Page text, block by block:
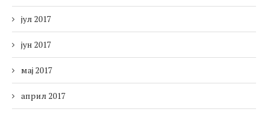
јул 2017
јун 2017
мај 2017
април 2017